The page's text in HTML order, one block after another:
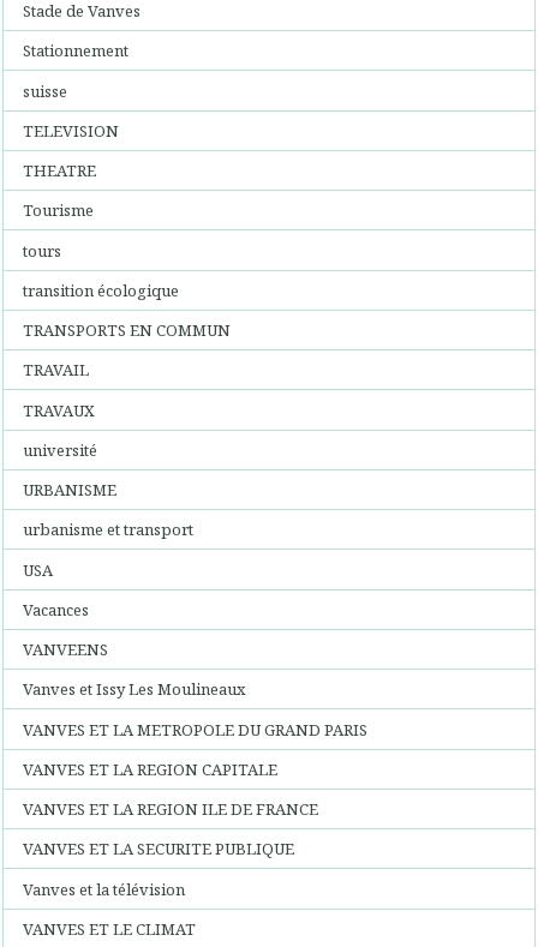
Stade de Vanves
Stationnement
suisse
TELEVISION
THEATRE
Tourisme
tours
transition écologique
TRANSPORTS EN COMMUN
TRAVAIL
TRAVAUX
université
URBANISME
urbanisme et transport
USA
Vacances
VANVEENS
Vanves et Issy Les Moulineaux
VANVES ET LA METROPOLE DU GRAND PARIS
VANVES ET LA REGION CAPITALE
VANVES ET LA REGION ILE DE FRANCE
VANVES ET LA SECURITE PUBLIQUE
Vanves et la télévision
VANVES ET LE CLIMAT